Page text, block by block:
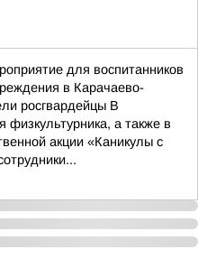
для воспитанников
в Карачаево-
росгвардейцы В
физкультурника, а также в
акции «Каникулы с